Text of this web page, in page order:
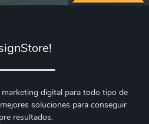
digital para todo tipo de
soluciones para conseguir
resultados.